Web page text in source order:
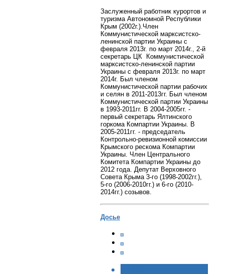
Заслуженный работник курортов и
туризма Автономной Республики
Крым (2002г.).Член
Коммунистической марксистско-
ленинской партии Украины с
февраля 2013г. по март 2014г., 2-й
секретарь ЦК Коммунистической
марксистско-ленинской партии
Украины с февраля 2013г. по март
2014г. Был членом
Коммунистической партии рабочих
и селян в 2011-2013гг. Был членом
Коммунистической партии Украины
в 1993-2011гг. В 2004-2005гг. -
первый секретарь Ялтинского
горкома Компартии Украины. В
2005-2011гг. - председатель
Контрольно-ревизионной комиссии
Крымского рескома Компартии
Украины. Член Центрального
Комитета Компартии Украины до
2012 года. Депутат Верховного
Совета Крыма 3-го (1998-2002гг.),
5-го (2006-2010гг.) и 6-го (2010-
2014гг.) созывов.
Досье